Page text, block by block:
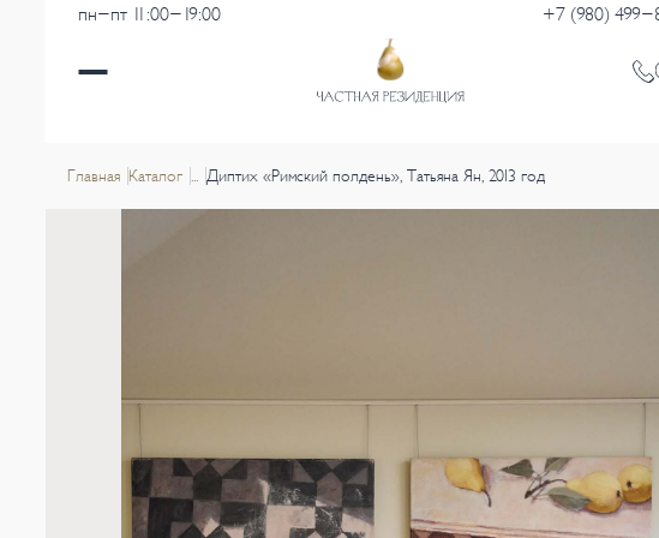
пн-пт 11:00-19:00 +7 (980)
Главная Каталог ... Диптих «Римский полдень», Татьяна Ян, 2013 год